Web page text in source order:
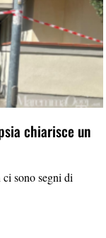
chiarisce un
sono segni di